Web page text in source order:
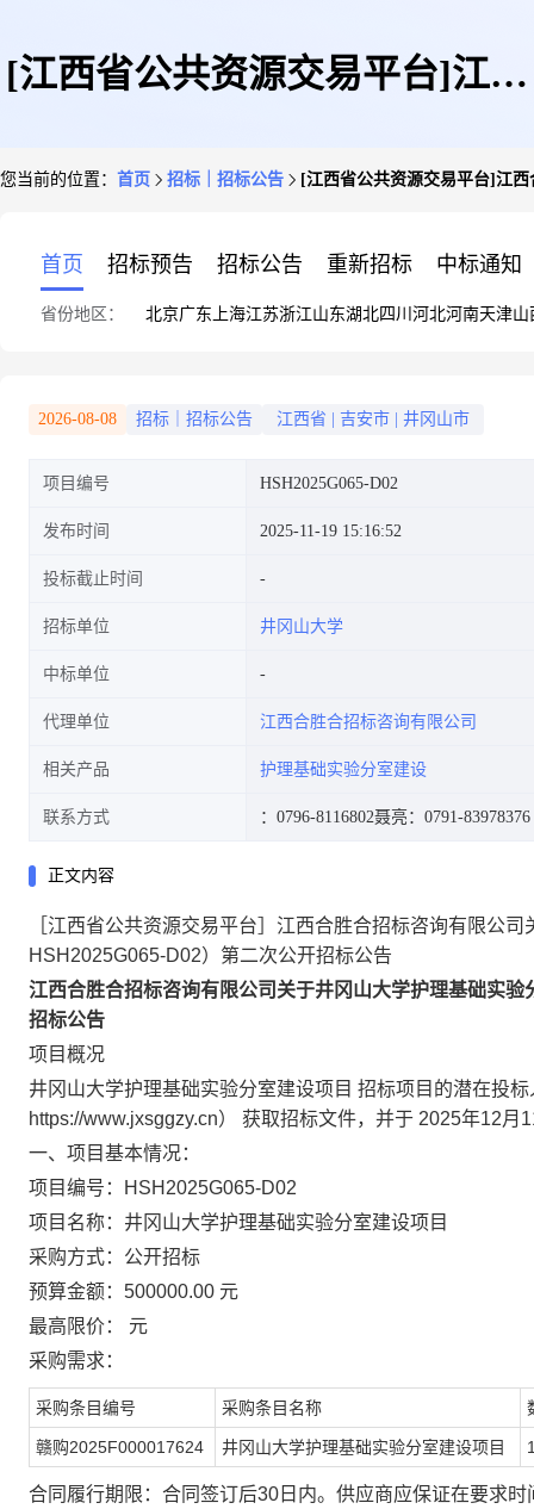
[江西省公共资源交易平台]江西
项目(项目编号:HSH2025G065-
D02)第二次公开招标公告
您当前的位置： 首页 招标｜招标公告 [江西省公共资源交易平台]江
首页 招标预告 招标公告 重新招标 中标通知
省份地区： 北京广东 上海江苏浙江山东湖北四川 河北河南天津山
2026-08-08 招标｜招标公告 江西省 吉安市 井冈山市
项目编号 HSH2025G065-D02
发布时间 2025-11-19 15:16:52
投标截止时间
招标单位 井冈山大学
中标单位
代理单位 江西合胜合招标咨询有限公司
相关产品 护理基础实验分室建设
联系方式 ：0796-8116802聂亮：0791-83978376
正文内容
［江西省公共资源交易平台］江西合胜合招标咨询有限公
HSH2025G065-D02）第二次公开招标公告
江西合胜合招标咨询有限公司关于井冈山大学护理基础实
招标公告
项目概况
井冈山大学护理基础实验分室建设项目 招标项目的潜在投
https://www.jxsggzy.cn） 获取招标文件，并于 2025年12
一、项目基本情况：
项目编号：HSH2025G065-D02
项目名称：井冈山大学护理基础实验分室建设项目
采购方式：公开招标
预算金额：500000.00 元
最高限价： 元
采购需求：
采购条目编号 采购条目名称
赣购2025F000017624 井冈山大学护理基础实验分室建设项目
合同履行期限：合同签订后30日内。供应商应保证在要求